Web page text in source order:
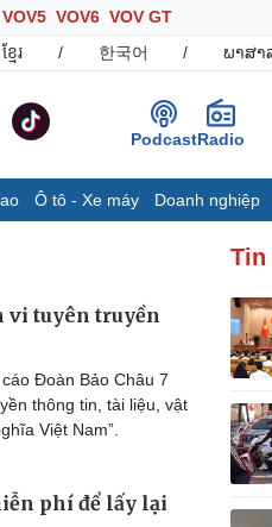
VOV5 VOV6 VOV GT
ខ្មែរ / 한국어 / ພາສາ
PodcastRadio
Ô tô - Xe máy Doanh nghiệp
Video
E-Magazine
Kinh
Doanh nghiệp 24h
vi tuyên truyền
Đoàn Bảo Châu 7
thông tin, tài liệu, vật
Việt Nam”.
phí để lấy lại
Tin